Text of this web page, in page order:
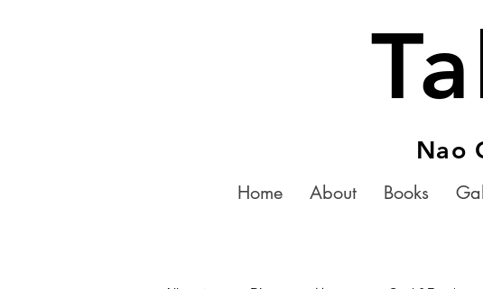
Nao
Home About Books